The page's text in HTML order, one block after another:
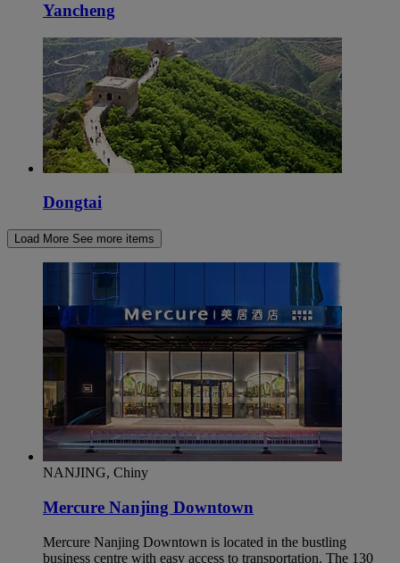
Yancheng
Dongtai
Load More See more items
NANJING, Chiny
Mercure Nanjing Downtown
Mercure Nanjing Downtown is located in the bustling
business centre with easy access to transportation. The 130